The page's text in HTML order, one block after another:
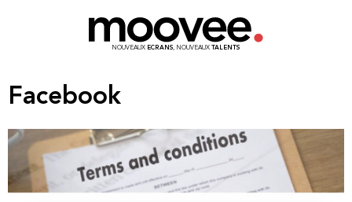
NOUVEAUX ECRANS, NOUVEAUX TALENTS
Facebook